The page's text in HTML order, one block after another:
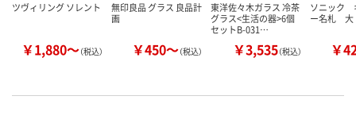
ツヴィリング ソレント
￥1,880～（税込）
無印良品 グラス 良品計
画
￥450～（税込）
東洋佐々木ガラス 冷茶
グラス<生活の器>6個
セットB-031…
￥3,535（税込）
ソニック
ー名札 大
￥